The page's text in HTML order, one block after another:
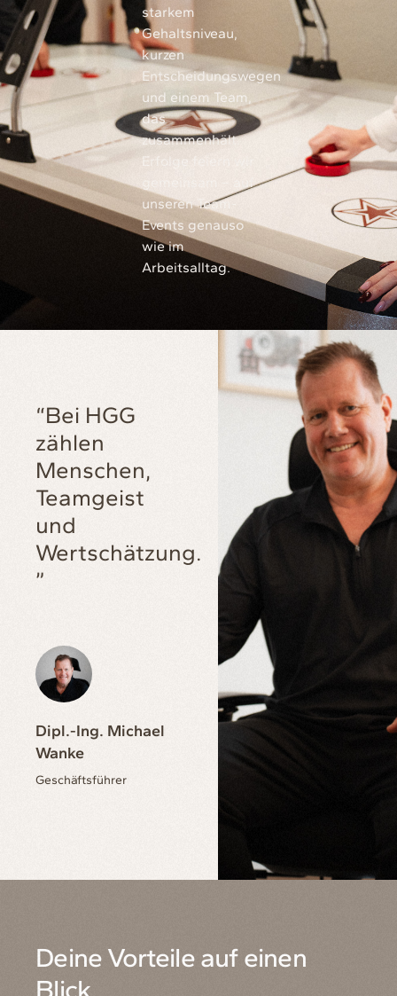
starkem
Gehaltsniveau,
kurzen
Entscheidungswegen
und einem Team,
das
zusammenhält.
Erfolge feiern wir
gemeinsam – auf
unseren Team-
Events genauso
wie im
Arbeitsalltag.
“Bei HGG
zählen
Menschen,
Teamgeist
und
Wertschätzung.
”
Dipl.-Ing. Michael
Wanke
Geschäftsführer
Deine Vorteile auf einen
Blick